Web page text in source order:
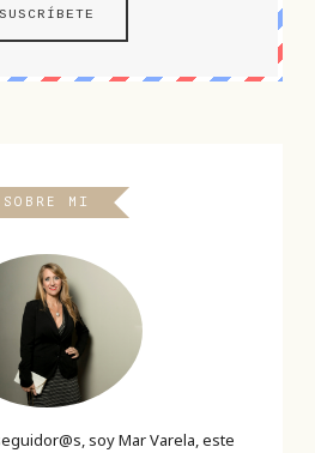
SOBRE MI
soy Mar Varela, este